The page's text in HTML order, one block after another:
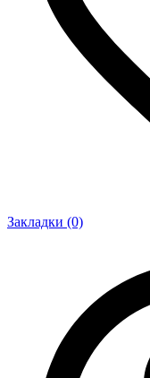
Закладки (0)